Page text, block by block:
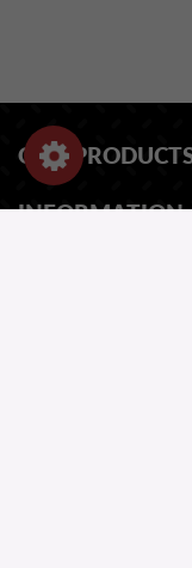
OUR
INFORMATION